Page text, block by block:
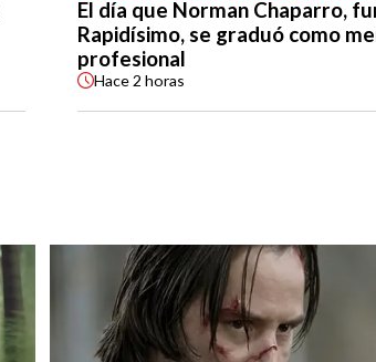
El día que Norman Chaparro,
Rapidísimo, se graduó como
profesional
Hace2 horas